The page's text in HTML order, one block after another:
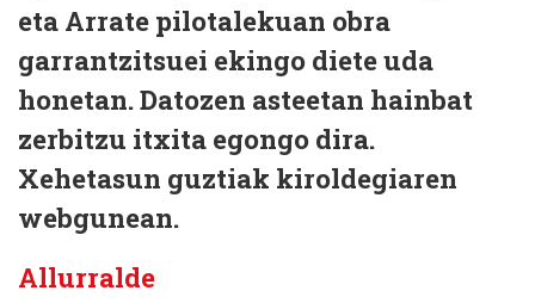
eta Arrate pilotalekuan obra
garrantzitsuei ekingo diete uda
honetan. Datozen asteetan hainbat
zerbitzu itxita egongo dira.
Xehetasun guztiak kiroldegiaren
webgunean.
Allurralde